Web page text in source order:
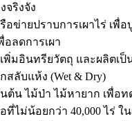
จริงจัง
ครือข่ายปราบการเผาไร่
อลดการเผา
พิ่มอินทรียวัตถุ และผลิตเ
สลับแห้ง (Wet & Dry)
ต้น ไม้ป่า ไม้หายาก เพื่อ
ที่ไม่น้อยกว่า 40,000 ไ